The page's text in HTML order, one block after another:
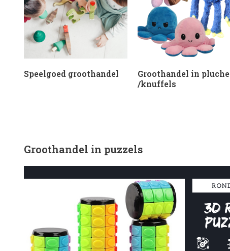
Speelgoed groothandel
Groothandel in pluche
/knuffels
Groothandel in puzzels